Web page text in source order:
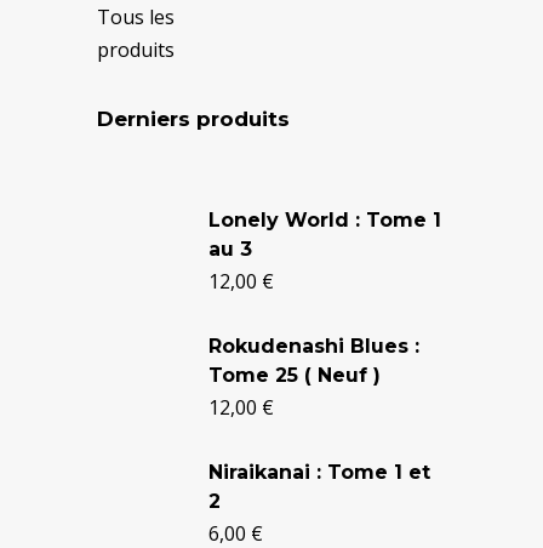
Tous les
produits
Derniers produits
Lonely World : Tome 1
au 3
12,00 €
Rokudenashi Blues :
Tome 25 ( Neuf )
12,00 €
Niraikanai : Tome 1 et
2
6,00 €